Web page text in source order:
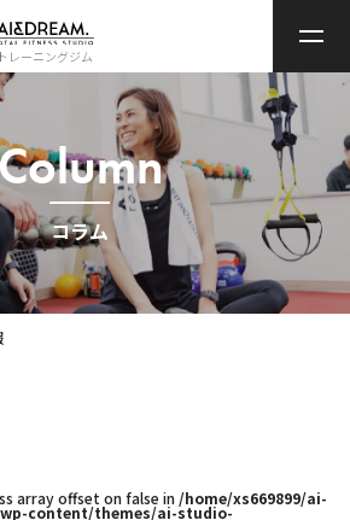
レーニングジム
コラム
array offset on false in /home/xs669899/ai-
content/themes/ai-studio-